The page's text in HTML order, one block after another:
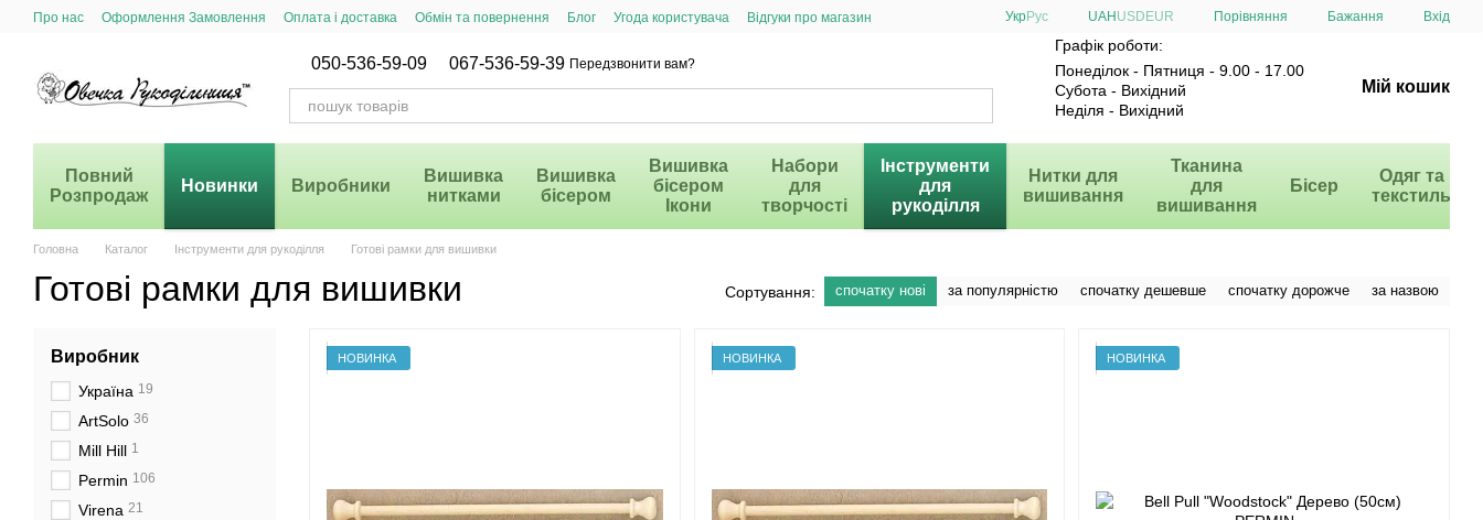
Перейти до основного контенту
Про нас Оформлення Замовлення Оплата і доставка Обмін та повернення Блог Угода користувача
Відгуки про магазин
УкрРус UAH USD EUR Порівняння Бажання Вхід
050-536-59-09 067-536-59-39 Передзвонити вам?
Графік роботи:
Понеділок - Пятниця - 9.00 - 17.00
Субота - Вихідний
Неділя - Вихідний
Мій кошик
Повний
Розпродаж
Новинки Виробники
Вишивка
нитками
Вишивка
бісером
Вишивка
бісером
Ікони
Набори
для
творчості
Інструменти
для
рукоділля
Нитки для
вишивання
Тканина
для
вишивання
Бісер
Одяг та
текстиль
Головна Каталог Інструменти для рукоділля Готові рамки для вишивки
Готові рамки для вишивки Сортування: спочатку нові за популярністю спочатку дешевше спочатку дорожче за назвою
НОВИНКА НОВИНКА НОВИНКА
Виробник
Україна 19
ArtSolo 36
Mill Hill 1
Permin 106
Virena 21